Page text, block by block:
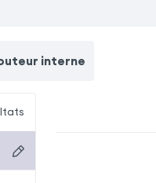
interne